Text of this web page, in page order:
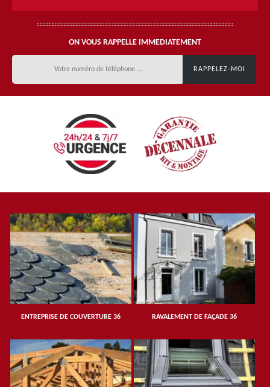
ON VOUS RAPPELLE IMMEDIATEMENT
ENTREPRISE DE COUVERTURE 36 RAVALEMENT DE FAÇADE 36